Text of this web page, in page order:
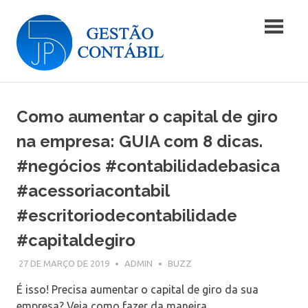
content
Gestão
Contábil
Gestão
Como aumentar o capital de giro
na empresa: GUIA com 8 dicas.
#negócios #contabilidadebasica
#acessoriacontabil
#escritoriodecontabilidade
#capitaldegiro
27 DE MARÇO DE 2019 ADMIN BUZZ
É isso! Precisa aumentar o capital de giro da sua